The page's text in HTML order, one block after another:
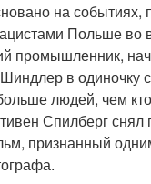
на событиях,
Польше во
промышленник,
в одиночку
людей, чем
Спилберг снял
признанный